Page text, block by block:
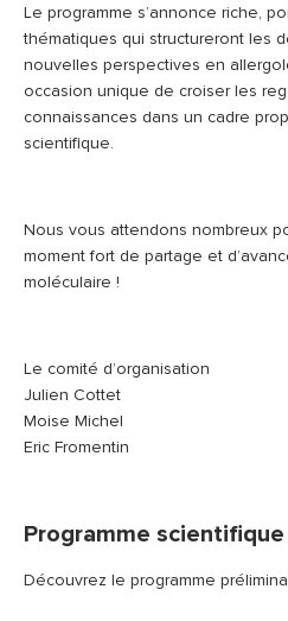
Le programme s’annonce riche,
thématiques qui structureront les
nouvelles perspectives en
occasion unique de croiser les
connaissances dans un cadre
scientifique.
Nous vous attendons nombreux
moment fort de partage et
moléculaire !
Le comité d’organisation
Julien Cottet
Moise Michel
Eric Fromentin
Programme scientifique
Découvrez le programme